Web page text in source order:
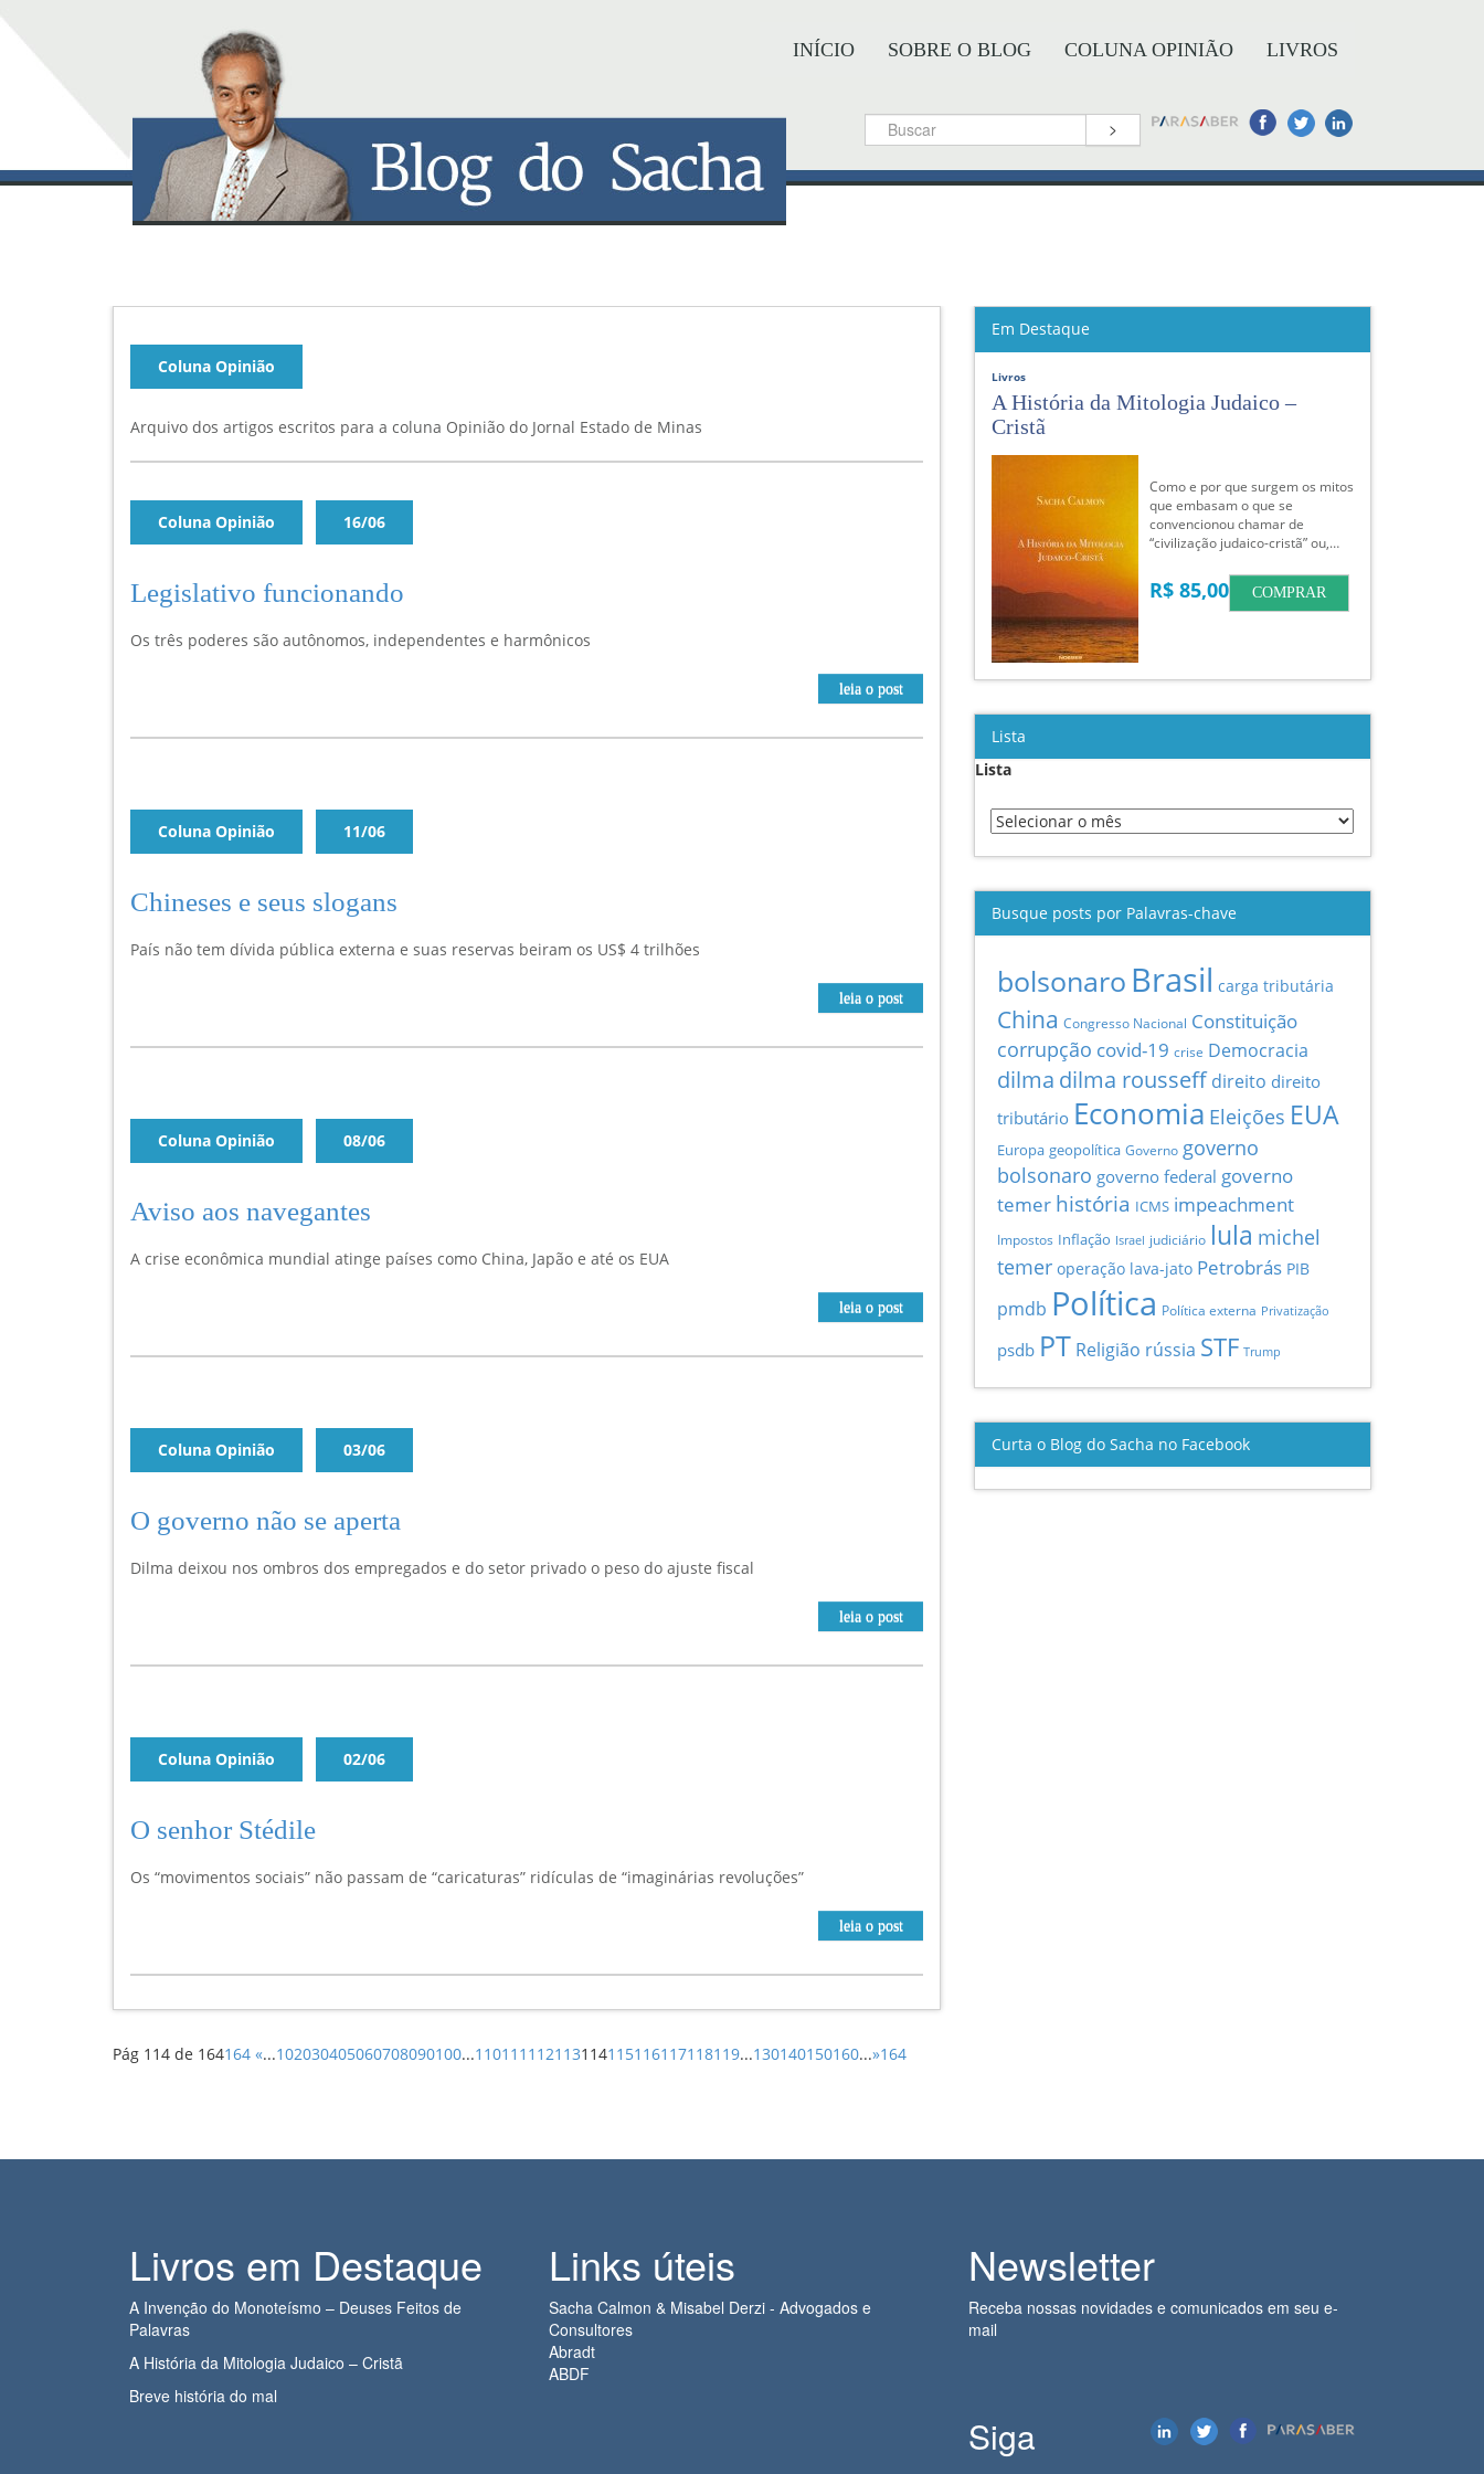
INÍCIO SOBRE O BLOG COLUNA OPINIÃO LIVROS
>
Coluna Opinião
Arquivo dos artigos escritos para a coluna Opinião do Jornal Estado de Minas
Coluna Opinião 16/06
Legislativo funcionando
Os três poderes são autônomos, independentes e harmônicos
leia o post
Coluna Opinião 11/06
Chineses e seus slogans
País não tem dívida pública externa e suas reservas beiram os US$ 4 trilhões
leia o post
Coluna Opinião 08/06
Aviso aos navegantes
A crise econômica mundial atinge países como China, Japão e até os EUA
leia o post
Coluna Opinião 03/06
O governo não se aperta
Dilma deixou nos ombros dos empregados e do setor privado o peso do ajuste fiscal
leia o post
Coluna Opinião 02/06
O senhor Stédile
Os “movimentos sociais” não passam de “caricaturas” ridículas de “imaginárias revoluções”
leia o post
Pág 114 de 164164 «...102030405060708090100...110111 112113114115116117118119...130140150160...»164
Em Destaque
Livros
A História da Mitologia Judaico –
Cristã
Como e por que surgem os mitos
que embasam o que se
convencionou chamar de
“civilização judaico-cristã” ou,…
R$ 85,00 COMPRAR
Lista
Lista
Busque posts por Palavras-chave
bolsonaro Brasil carga tributária
China Congresso Nacional Constituição
corrupção covid-19 crise Democracia
dilma dilma rousseff direito direito
tributário Economia Eleições EUA
Europa geopolítica Governo governo
bolsonaro governo federal governo
temer história ICMS impeachment
Impostos Inflação Israel judiciário lula michel
temer operação lava-jato Petrobrás PIB
pmdb Política Política externa Privatização
psdb PT Religião rússia STF Trump
Curta o Blog do Sacha no Facebook
Livros em Destaque
A Invenção do Monoteísmo – Deuses Feitos de
Palavras
A História da Mitologia Judaico – Cristã
Breve história do mal
Links úteis
Sacha Calmon & Misabel Derzi - Advogados e
Consultores
Abradt
ABDF
Newsletter
Receba nossas novidades e comunicados em seu e-
mail
Siga